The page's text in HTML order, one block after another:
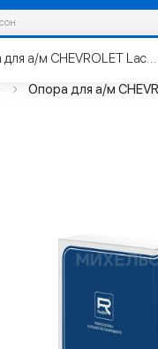
Опора для а/м
Опора для а/м CHEVROLET Lacetti амортизатора заднего